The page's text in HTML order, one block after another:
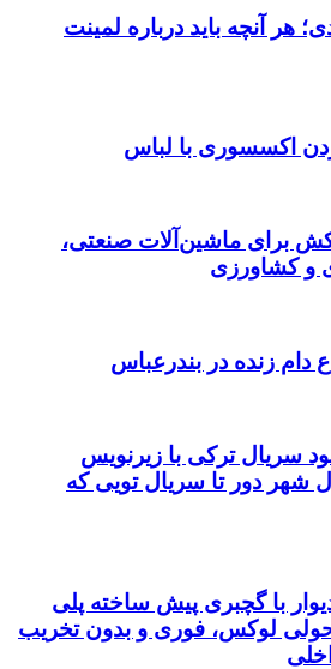
هر آنچه باید درباره لمینت
اکسسوری با لباس
برای ماشین‌آلات صنعتی،
و کشاورزی
دام زنده در بندرعباس
سریال ترکی با زیرنویس
شهر دور تا سریال تویی که
با گچبری پیش ساخته پلی
لوکس، فوری و بدون تخریب